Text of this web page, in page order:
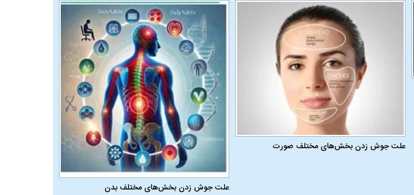
علت جوش زدن بخش‌های مختلف صورت
علت جوش زدن بخش‌های مختلف بدن